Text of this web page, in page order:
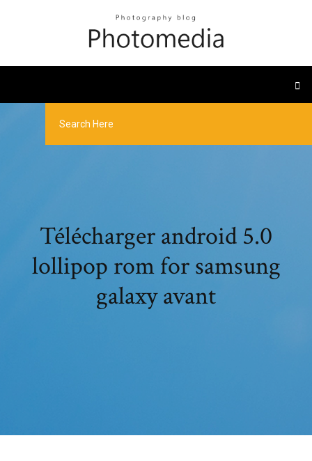
Télécharger android 5.0
lollipop rom for samsung
galaxy avant